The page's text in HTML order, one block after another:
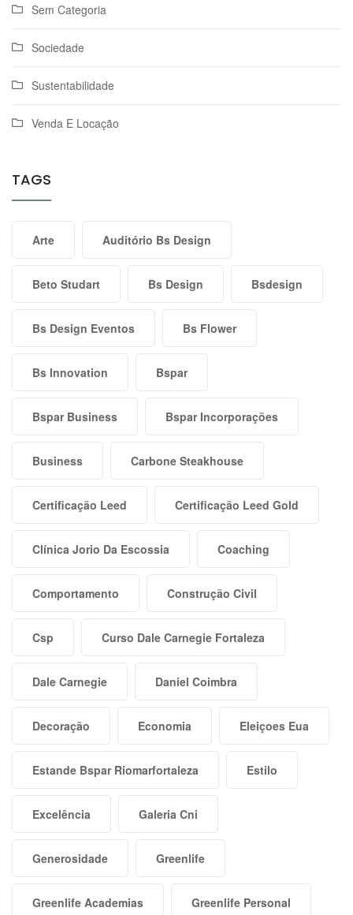
Sem Categoria
Sociedade
Sustentabilidade
Venda E Locação
TAGS
Arte Auditório Bs Design
Beto Studart Bs Design Bsdesign
Bs Design Eventos Bs Flower
Bs Innovation Bspar
Bspar Business Bspar Incorporações
Business Carbone Steakhouse
Certificação Leed Certificação Leed Gold
Clínica Jorio Da Escossia Coaching
Comportamento Construção Civil
Csp Curso Dale Carnegie Fortaleza
Dale Carnegie Daniel Coimbra
Decoração Economia Eleiçoes Eua
Estande Bspar Riomarfortaleza Estilo
Excelência Galeria Cni
Generosidade Greenlife
Greenlife Academias Greenlife Personal